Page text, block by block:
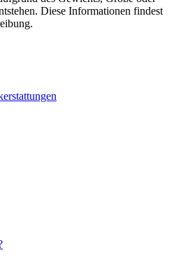
Diese Informationen findest